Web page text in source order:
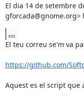
El dia 14 de setembre
gforcada@gnome.org>
...
El teu correu se'm va
https://github.com/
Aquest es el script que